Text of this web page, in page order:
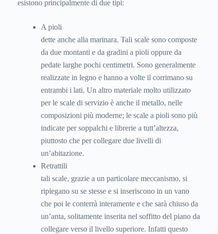
esistono principalmente di due tipi:
A pioli
dette anche alla marinara. Tali scale sono composte
da due montanti e da gradini a pioli oppure da
pedate larghe pochi centimetri. Sono generalmente
realizzate in legno e hanno a volte il corrimano su
entrambi i lati. Un altro materiale molto utilizzato
per le scale di servizio è anche il metallo, nelle
composizioni più moderne; le scale a pioli sono più
indicate per soppalchi e librerie a tutt’altezza,
piuttosto che per collegare due livelli di
un’abitazione.
Retrattili
tali scale, grazie a un particolare meccanismo, si
ripiegano su se stesse e si inseriscono in un vano
che poi le conterrà interamente e che sarà chiuso da
un’anta, solitamente inserita nel soffitto del piano da
collegare verso il livello superiore. Infatti questo